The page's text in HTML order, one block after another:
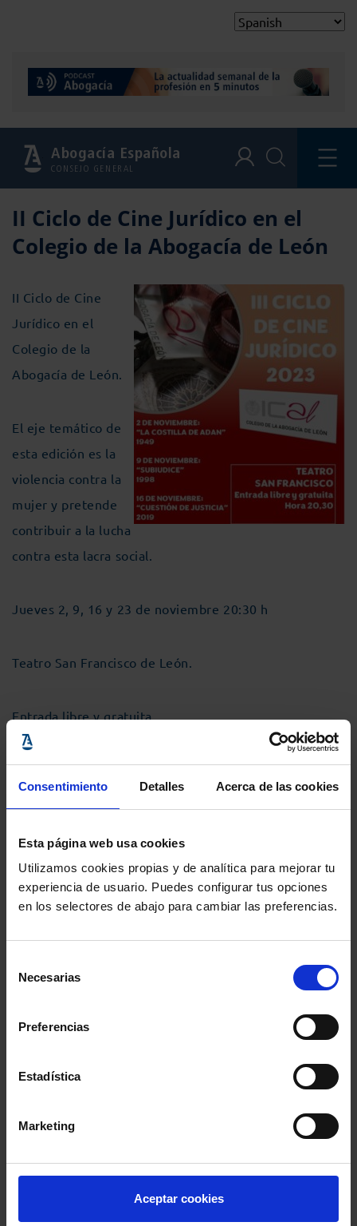
Consentimiento Detalles Acerca de las cookies
Esta página web usa cookies
Utilizamos cookies propias y de analítica para mejorar tu
experiencia de usuario. Puedes configurar tus opciones
en los selectores de abajo para cambiar las preferencias.
Necesarias
Preferencias
Estadística
Marketing
Aceptar cookies
Abogacía Española
CONSEJO GENERAL
II Ciclo de Cine Jurídico en el
Colegio de la Abogacía de León
II Ciclo de Cine
Jurídico en el
Colegio de la
Abogacía de León.
El eje temático de
esta edición es la
violencia contra la
mujer y pretende
contribuir a la lucha
contra esta lacra social.
Jueves 2, 9, 16 y 23 de noviembre 20:30 h
Teatro San Francisco de León.
Entrada libre y gratuita
CAMBIO EN EL PROGRAMA: El jueves 9 de noviembre
se proyectará la película ‘Acusados’ (1988) y no
Información del evento
Inicio: 2 noviembre 2023 - 20:30h